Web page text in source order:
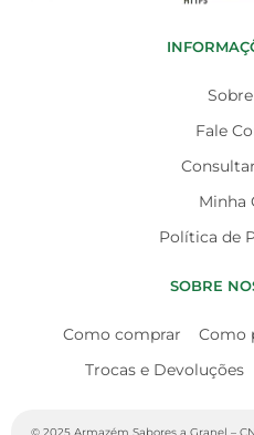
Fale
Minha
Política de
SOBRE
Como comprar Como
Trocas e Devoluções
© 2025 Armazém Sabores a Granel –